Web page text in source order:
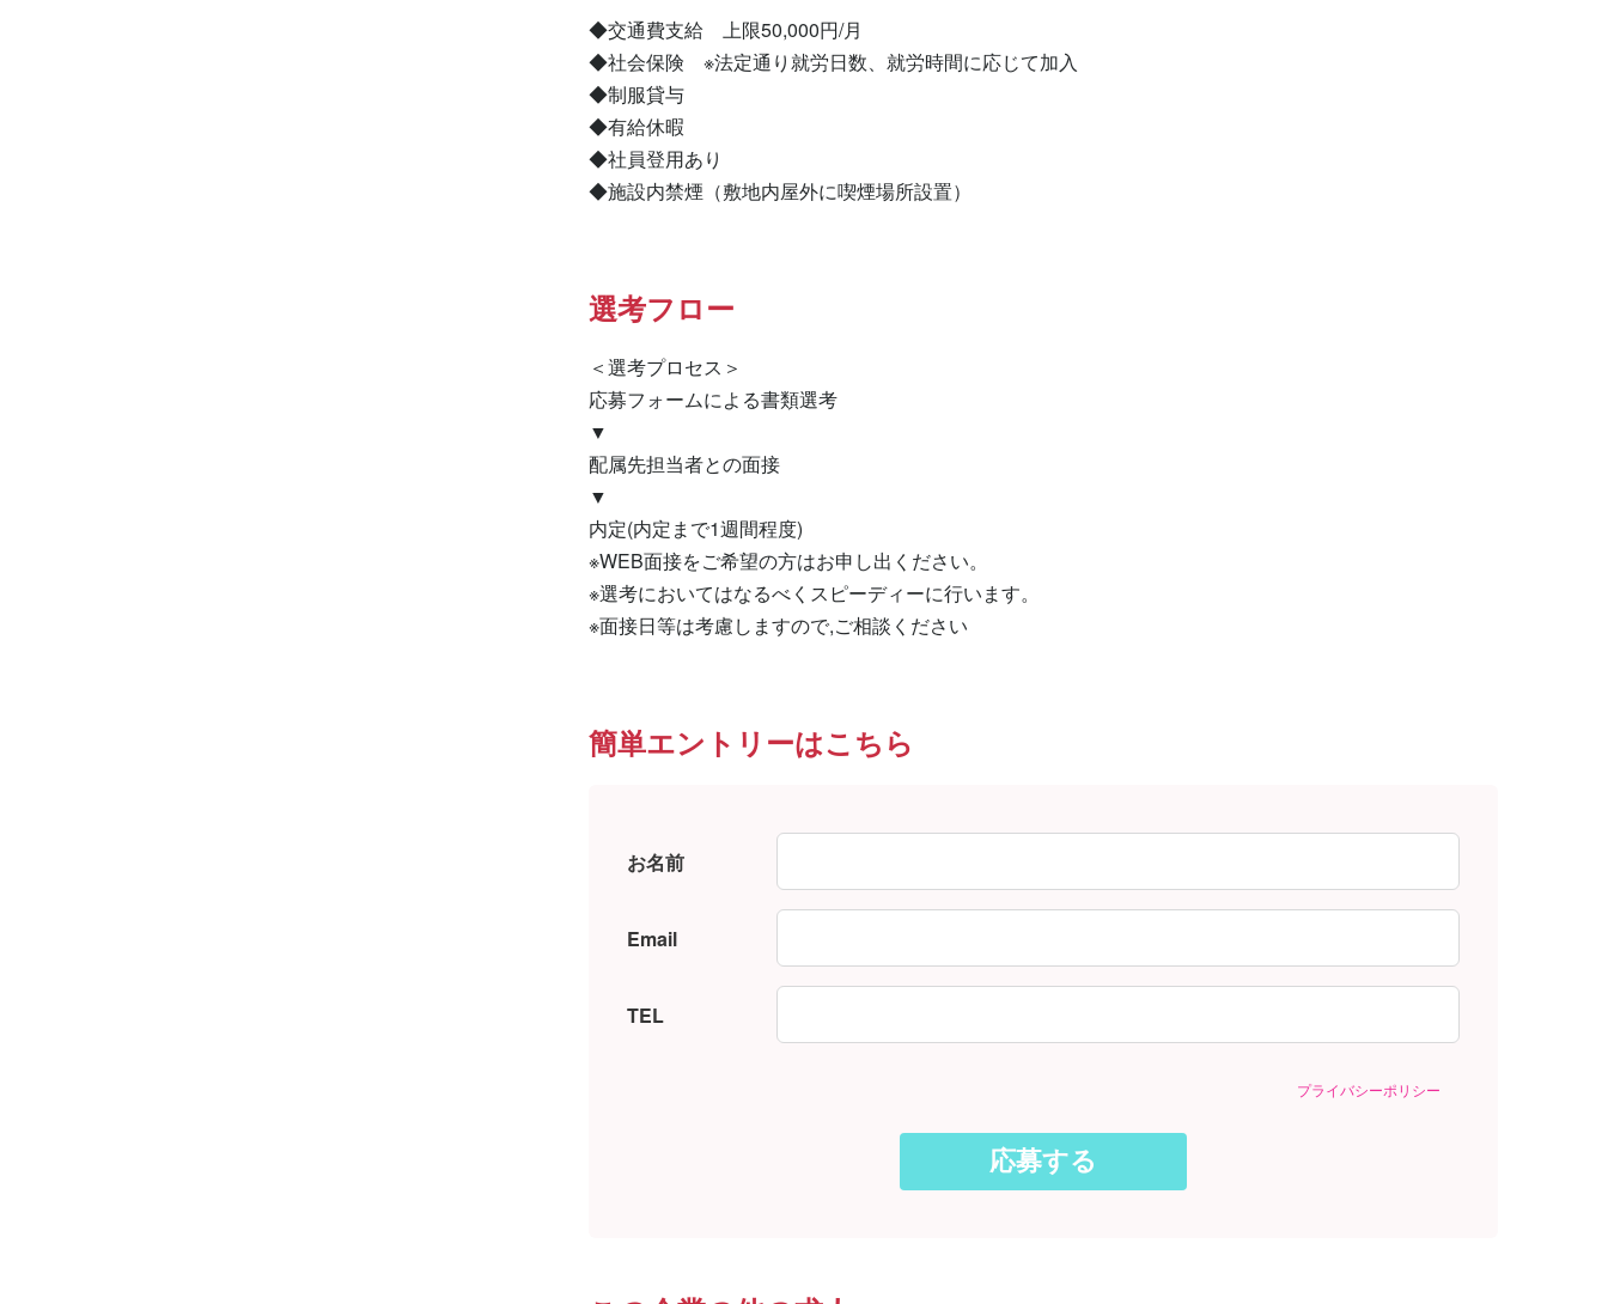
◆交通費支給　上限50,000円/月
◆社会保険　※法定通り就労日数、就労時間に応じて加入
◆制服貸与
◆有給休暇
◆社員登用あり
◆施設内禁煙（敷地内屋外に喫煙場所設置）
選考フロー
＜選考プロセス＞
応募フォームによる書類選考
▼
配属先担当者との面接
▼
内定(内定まで1週間程度)
※WEB面接をご希望の方はお申し出ください。
※選考においてはなるべくスピーディーに行います。
※面接日等は考慮しますので,ご相談ください
簡単エントリーはこちら
お名前
Email
TEL
プライバシーポリシー